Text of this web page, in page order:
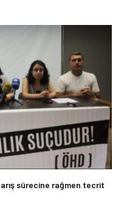
sürecine rağmen tecrit